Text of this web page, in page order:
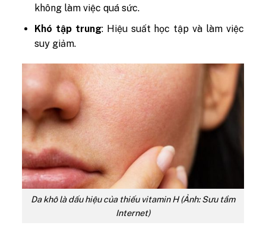
không làm việc quá sức.
Khó tập trung: Hiệu suất học tập và làm việc
suy giảm.
Da khô là dấu hiệu của thiếu vitamin H (Ảnh: Sưu tầm
Internet)